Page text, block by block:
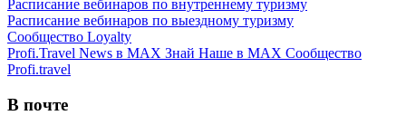
Расписание вебинаров по внутреннему туризму
Расписание вебинаров по выездному туризму
Сообщество Loyalty
Profi.Travel News в MAX Знай Наше в MAX Сообщество
Profi.travel
В почте